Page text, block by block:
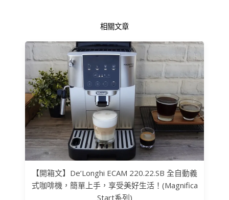
相關文章
【開箱文】De’Longhi ECAM 220.22.SB 全自動義
式咖啡機，簡單上手，享受美好生活！(Magnifica
Start系列)